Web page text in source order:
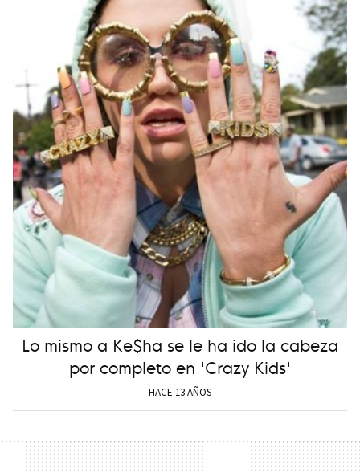
Lo mismo a Ke$ha se le ha ido la cabeza
por completo en 'Crazy Kids'
HACE 13 AÑOS